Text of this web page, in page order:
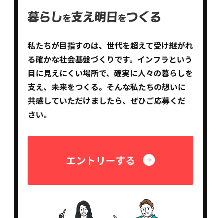
私たちが目指すのは、世代を超えて受け継がれ
る確かな社会基盤づくりです。インフラという
目に見えにくい場所で、確実に人々の暮らしを
支え、未来をつくる。そんな私たちの想いに
共感していただけましたら、ぜひご応募くだ
さい。
エントリーする